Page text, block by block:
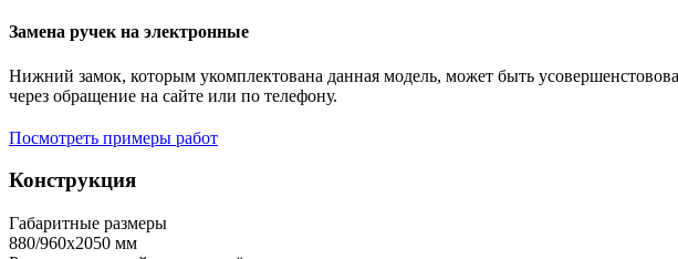
Замена ручек на электронные
Нижний замок, которым укомплектована данная модель, может быть
через обращение на сайте или по телефону.
Посмотреть примеры работ
Конструкция
Габаритные размеры
880/960х2050 мм